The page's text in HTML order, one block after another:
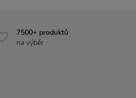
7500+ produktů
na výběr